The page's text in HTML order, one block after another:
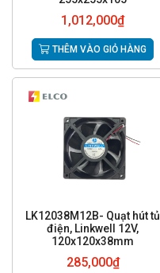
1,012,000₫
THÊM VÀO GIỎ HÀNG
LK12038M12B- Quạt hút tủ
điện, Linkwell 12V,
120x120x38mm
285,000₫